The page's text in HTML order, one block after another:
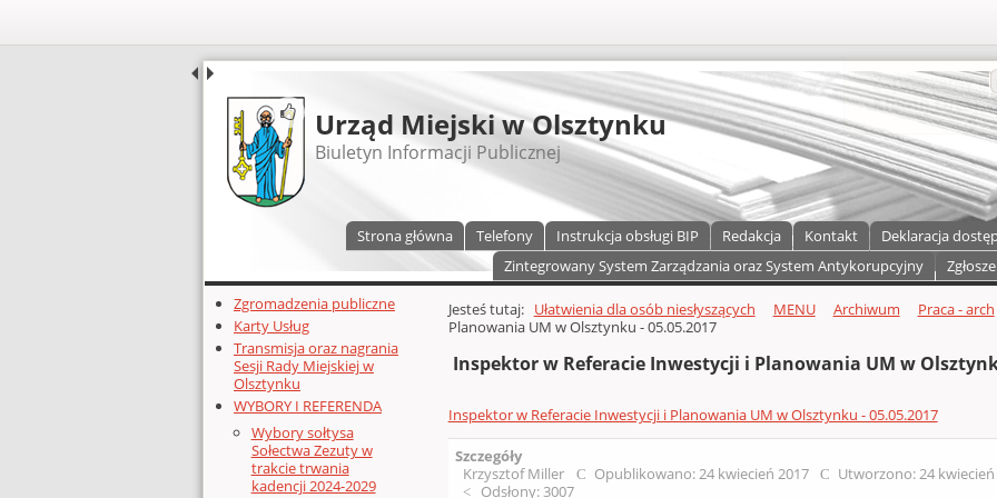
UDOSTĘPNIJ
Urząd Miejski w Olsztynku
Biuletyn Informacji Publicznej
Strona główna Telefony Instrukcja obsługi BIP Redakcja Kontakt Deklaracja
Zintegrowany System Zarządzania oraz System Antykorupcyjny
Dodatkowe zasoby (lewa kolumna)
Zgromadzenia publiczne
Karty Usług
Transmisja oraz nagrania
Sesji Rady Miejskiej w
Olsztynku
WYBORY I REFERENDA
Wybory sołtysa
Sołectwa Zezuty w
trakcie trwania
kadencji 2024-2029
Głównej zawartości
Jesteś tutaj: Ułatwienia dla osób niesłyszących MENU Archiwum Praca - arch
Planowania UM w Olsztynku - 05.05.2017
Inspektor w Referacie Inwestycji i Planowania UM w
Inspektor w Referacie Inwestycji i Planowania UM w Olsztynku - 05.05.2017
Szczegóły
Krzysztof Miller
Opublikowano: 24 kwiecień 2017 Utworzono: 24 kwiecień
Odsłony: 3007